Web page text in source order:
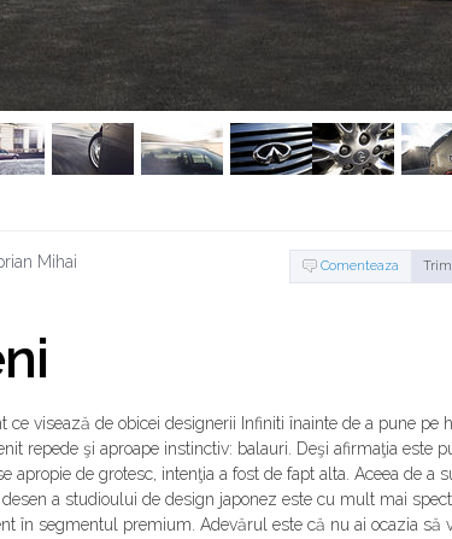
Mihai
Comenteaza
ce visează de obicei designerii Infiniti înainte de a pune pe
repede şi aproape instinctiv: balauri. Deşi afirmaţia este
apropie de grotesc, intenţia a fost de fapt alta. Aceea de a
a studioului de design japonez este cu mult mai
în segmentul premium. Adevărul este că nu ai ocazia să